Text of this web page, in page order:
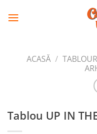
ACASĂ /
Tablou UP IN